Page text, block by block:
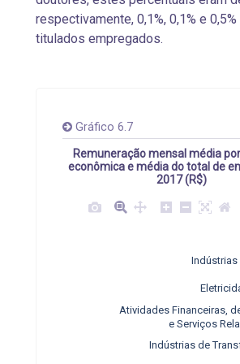
respectivamente, 0,1%, 0,1% e
titulados empregados.
Gráfico 6.7
Remuneração mensal média
econômica e média do total de
2017 (R$)
Indústrias de
Atividades Financeiras,
e Serviços
Indústrias